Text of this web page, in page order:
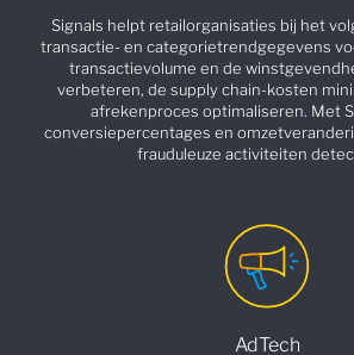
Signals helpt retailorganisaties bij het
transactie- en categorietrendgegevens
transactievolume en de
verbeteren, de supply chain-kosten
afrekenproces optimaliseren. Met
conversiepercentages en
frauduleuze activiteiten
AdTech